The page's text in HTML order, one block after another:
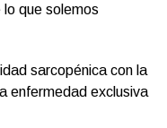
que solemos
sarcopénica con la
enfermedad exclusiva